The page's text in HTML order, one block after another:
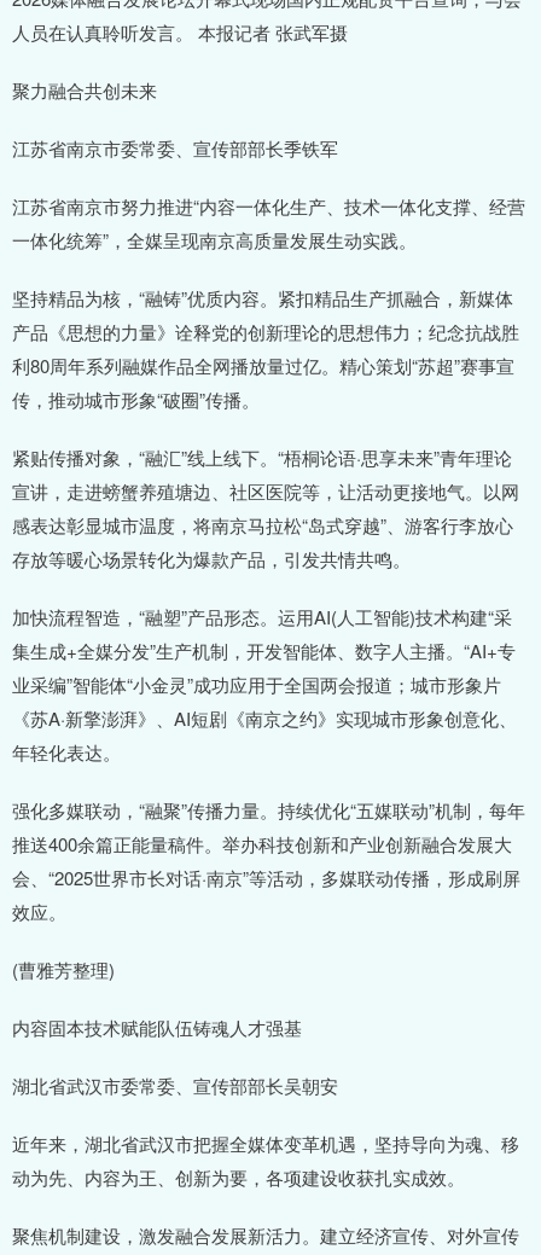
人员在认真聆听发言。 本报记者 张武军摄
聚力融合共创未来
江苏省南京市委常委、宣传部部长季铁军
江苏省南京市努力推进“内容一体化生产、技术一体化支撑、经营
一体化统筹”，全媒呈现南京高质量发展生动实践。
坚持精品为核，“融铸”优质内容。紧扣精品生产抓融合，新媒体
产品《思想的力量》诠释党的创新理论的思想伟力；纪念抗战胜
利80周年系列融媒作品全网播放量过亿。精心策划“苏超”赛事宣
传，推动城市形象“破圈”传播。
紧贴传播对象，“融汇”线上线下。“梧桐论语·思享未来”青年理论
宣讲，走进螃蟹养殖塘边、社区医院等，让活动更接地气。以网
感表达彰显城市温度，将南京马拉松“岛式穿越”、游客行李放心
存放等暖心场景转化为爆款产品，引发共情共鸣。
加快流程智造，“融塑”产品形态。运用AI(人工智能)技术构建“采
集生成+全媒分发”生产机制，开发智能体、数字人主播。“AI+专
业采编”智能体“小金灵”成功应用于全国两会报道；城市形象片
《苏A·新擎澎湃》、AI短剧《南京之约》实现城市形象创意化、
年轻化表达。
强化多媒联动，“融聚”传播力量。持续优化“五媒联动”机制，每年
推送400余篇正能量稿件。举办科技创新和产业创新融合发展大
会、“2025世界市长对话·南京”等活动，多媒联动传播，形成刷屏
效应。
(曹雅芳整理)
内容固本技术赋能队伍铸魂人才强基
湖北省武汉市委常委、宣传部部长吴朝安
近年来，湖北省武汉市把握全媒体变革机遇，坚持导向为魂、移
动为先、内容为王、创新为要，各项建设收获扎实成效。
聚焦机制建设，激发融合发展新活力。建立经济宣传、对外宣传